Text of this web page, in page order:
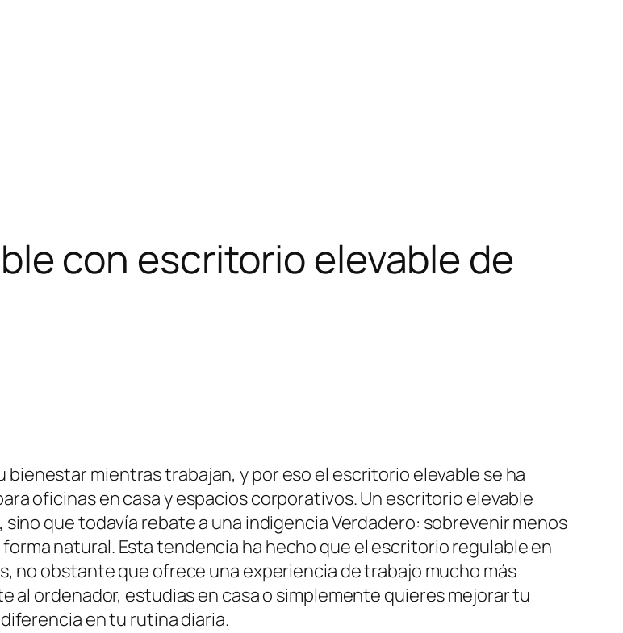
con escritorio elevable de
mientras trabajan, y por eso el escritorio elevable se ha
oficinas en casa y espacios corporativos. Un escritorio elevable
que todavía rebate a una indigencia Verdadero: sobrevenir menos
natural. Esta tendencia ha hecho que el escritorio regulable en
no obstante que ofrece una experiencia de trabajo mucho más
al ordenador, estudias en casa o simplemente quieres mejorar tu
en tu rutina diaria.